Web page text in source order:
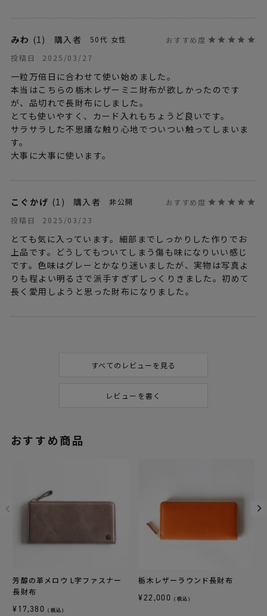
みわ 1 購入者 50代 女性
投稿日
2025/03/27
一粒万倍日に合わせて使い始めました。
本当はこちらの栃木レザーミニ財布が欲しかったのです
が、品切れで長財布にしました。
とても使いやすく、カード入れもちょうど良いです。
サラサラした不思議な触り心地でついつい触ってしまいま
す。
大事に大事に使います。
こぐかげ 1 購入者
非公開
投稿日
2025/03/23
とても気に入っています。細部までしっかりした作りでお
上品です。どうしてもついてしまう傷も味になりいい感じ
です。色味はグレーとかなり迷いましたが、実物は写真よ
りも程よい明るさで派手すぎずしっくりきました。初めて
長く愛用しようと思った財布になりました。
すべてのレビューを見る
レビューを書く
おすすめ商品
芳醇の革メロウ L字ファスナー
長財布
¥17,380 （税込）
栃木レザーラウンド長財布
¥22,000 （税込）